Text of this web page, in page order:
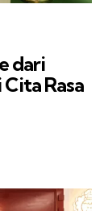
dari
Rasa